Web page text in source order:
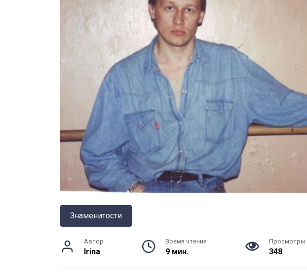
Знаменитости
Автор
Irina
Время чтения
9 мин.
Просмотры
348